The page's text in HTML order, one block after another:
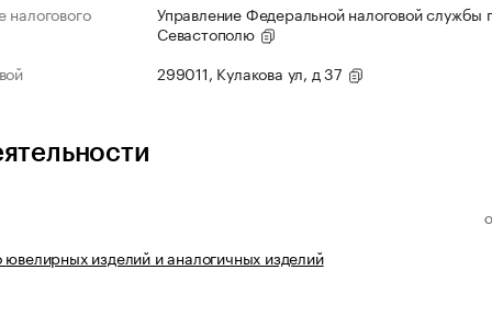
налогового
Управление Федеральной налоговой службы
Севастополю
299011, Кулакова ул, д 37
ювелирных изделий и аналогичных изделий